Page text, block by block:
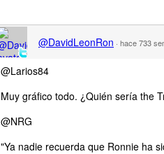
@DavidLeonRon · hace 733
@Larios84
Muy gráfico todo. ¿Quién sería the
@NRG
"Ya nadie recuerda que Ronnie ha